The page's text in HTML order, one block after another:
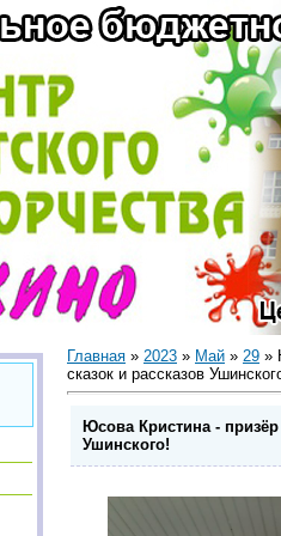
Главная » 2023 » Май » 29 »
сказок и рассказов
Юсова Кристина -
Ушинского!